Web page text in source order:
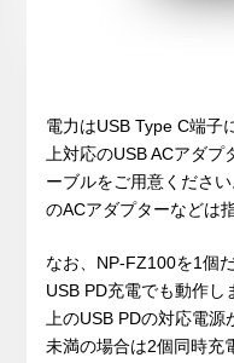
電力はUSB Type C端子
上対応のUSB ACアダプ
ーブルをご用意くださ
のACアダプターなどは
なお、NP-FZ100を1個
USB PD充電でも動作し
上のUSB PDの対応電
未満の場合は2個同時充